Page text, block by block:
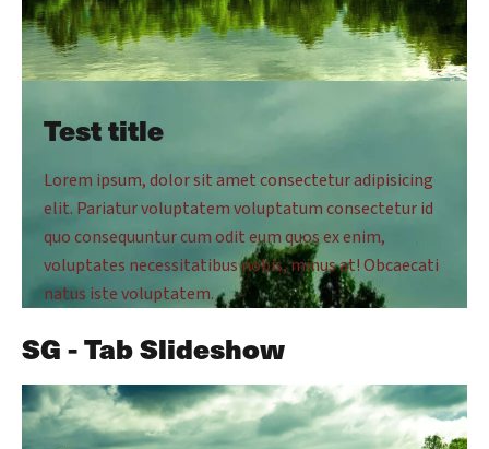
Test title
Lorem ipsum, dolor sit amet consectetur adipisicing
elit. Pariatur voluptatem voluptatum consectetur id
quo consequuntur cum odit eum quos ex enim,
voluptates necessitatibus nobis, minus at! Obcaecati
natus iste voluptatem.
SG - Tab Slideshow